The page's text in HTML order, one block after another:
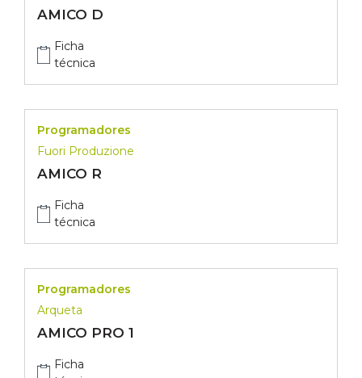
AMICO D
Ficha
técnica
Programadores
Fuori Produzione
AMICO R
Ficha
técnica
Programadores
Arqueta
AMICO PRO 1
Ficha